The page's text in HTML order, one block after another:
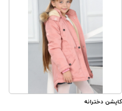
کاپشن دخترانه